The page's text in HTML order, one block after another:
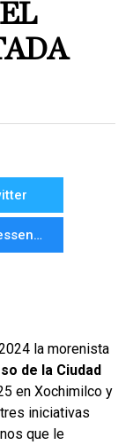
Messenger
la morenista
de la Ciudad
en Xochimilco y
iniciativas
que le